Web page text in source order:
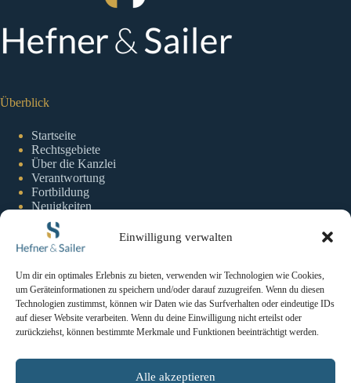
Einwilligung verwalten
Um dir ein optimales Erlebnis zu bieten, verwenden wir Technologien wie Cookies,
um Geräteinformationen zu speichern und/oder darauf zuzugreifen. Wenn du diesen
Technologien zustimmst, können wir Daten wie das Surfverhalten oder eindeutige IDs
auf dieser Website verarbeiten. Wenn du deine Einwilligung nicht erteilst oder
zurückziehst, können bestimmte Merkmale und Funktionen beeinträchtigt werden.
Alle akzeptieren
Überblick
Startseite
Rechtsgebiete
Über die Kanzlei
Verantwortung
Fortbildung
Neuigkeiten
Impressum
Datenschutzerklaerung
Cookie-Richtlinie
Kontakt